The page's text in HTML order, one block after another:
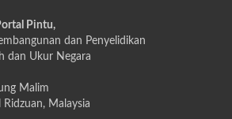
Pintu,
dan Penyelidikan
dan Ukur Negara
Malim
Ridzuan, Malaysia